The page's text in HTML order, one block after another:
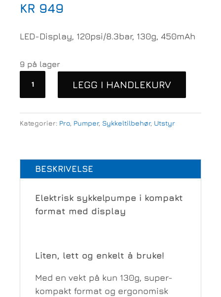
KR 949
LED-Display, 120psi/8.3bar, 130g, 450mAh
9 på lager
Mini
antall
LEGG I HANDLEKURV
Kategorier: Pro, Pumper, Sykkeltilbehør, Utstyr
BESKRIVELSE
Elektrisk sykkelpumpe i kompakt
format med display
Liten, lett og enkelt å bruke!
Med en vekt på kun 130g, super-
kompakt format og ergonomisk